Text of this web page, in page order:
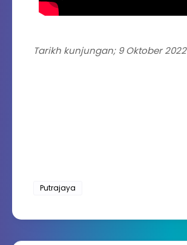
Tarikh kunjungan; 9 Oktober 2022
Putrajaya